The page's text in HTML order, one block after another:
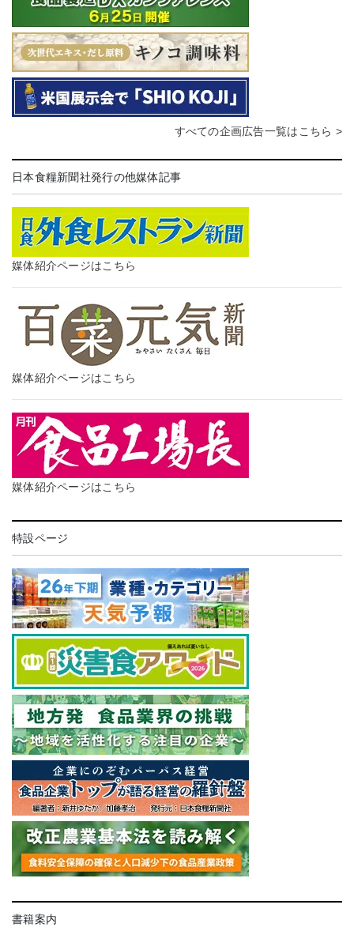
すべての企画広告一覧はこちら >
日本食糧新聞社発行の他媒体記事
媒体紹介ページはこちら
媒体紹介ページはこちら
媒体紹介ページはこちら
特設ページ
書籍案内